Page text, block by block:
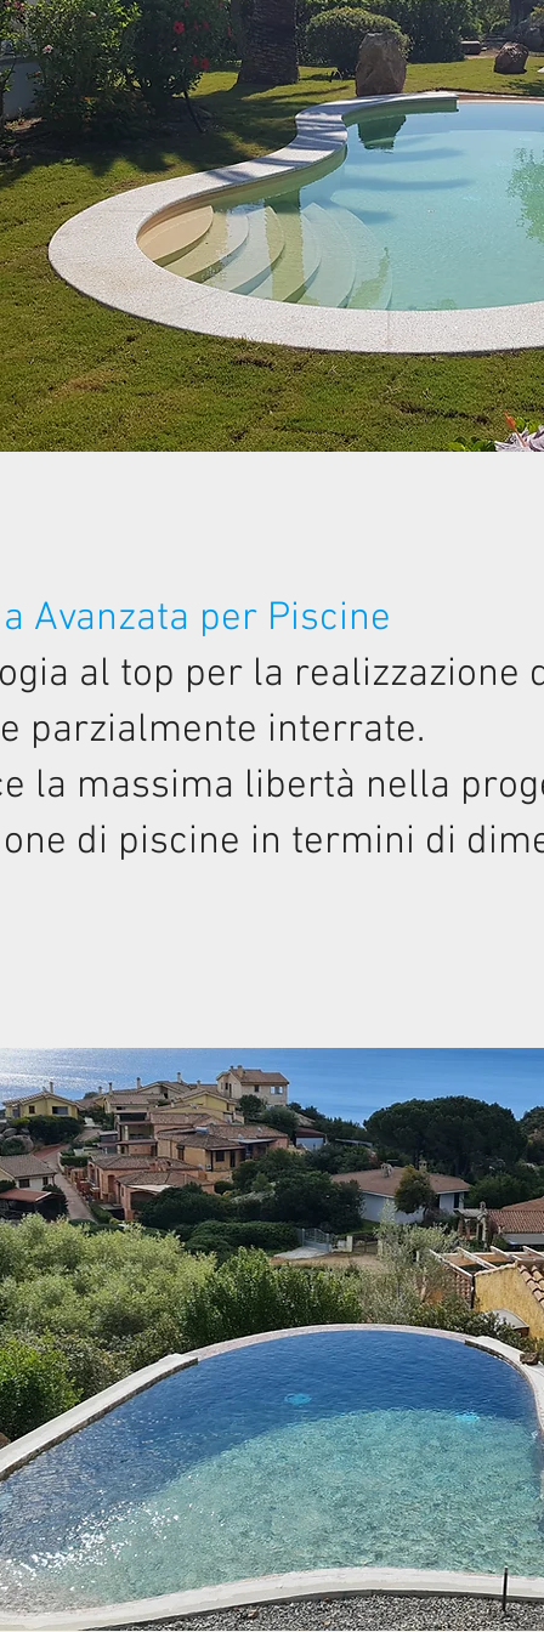
Avanzata per Piscine
al top per la realizzazione
parzialmente interrate.
la massima libertà nella
di piscine in termini di